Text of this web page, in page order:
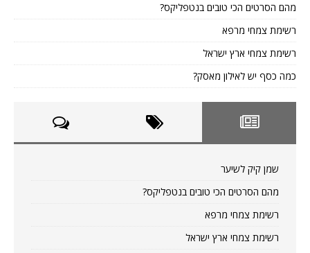
מהם הסרטים הכי טובים בנטפליקס?
רשימת צמחי מרפא
רשימת צמחי ארץ ישראל
כמה כסף יש לאילון מאסק?
שמן קיק לשיער
מהם הסרטים הכי טובים בנטפליקס?
רשימת צמחי מרפא
רשימת צמחי ארץ ישראל